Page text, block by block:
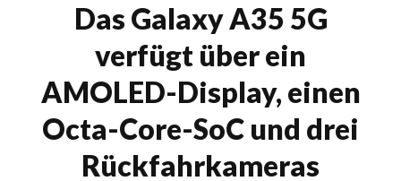
Das Galaxy A35 5G
verfügt über ein
AMOLED-Display, einen
Octa-Core-SoC und drei
Rückfahrkameras